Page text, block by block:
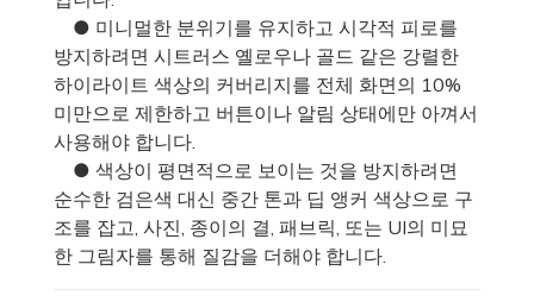
● 미니멀한 분위기를 유지하고 시각적 피로를
방지하려면 시트러스 옐로우나 골드 같은 강렬한
하이라이트 색상의 커버리지를 전체 화면의 10%
미만으로 제한하고 버튼이나 알림 상태에만 아껴서
사용해야 합니다.
● 색상이 평면적으로 보이는 것을 방지하려면
순수한 검은색 대신 중간 톤과 딥 앵커 색상으로 구
조를 잡고, 사진, 종이의 결, 패브릭, 또는 UI의 미묘
한 그림자를 통해 질감을 더해야 합니다.